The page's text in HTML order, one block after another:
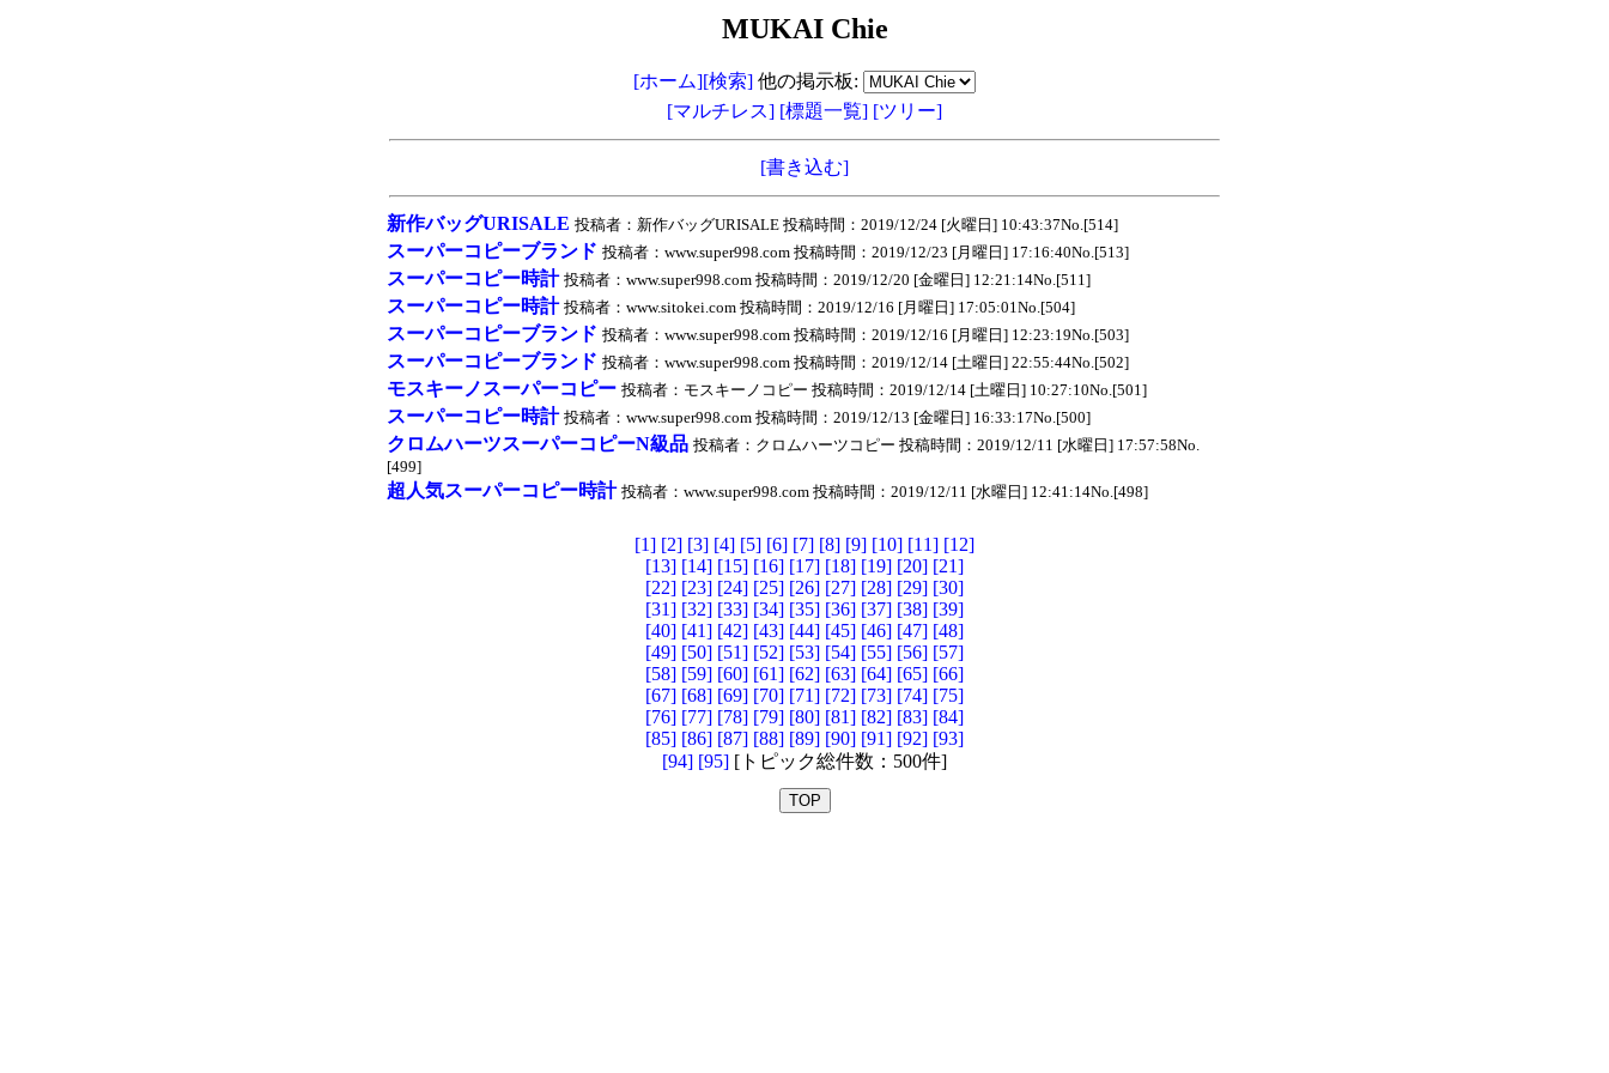
MUKAI Chie
[ホーム][検索] 他の掲示板:
[マルチレス] [標題一覧] [ツリー]
[書き込む]
新作バッグURISALE 投稿者：新作バッグURISALE 投稿時間：2019/12/24 [火曜日] 10:43:37No.[514]
スーパーコピーブランド 投稿者：www.super998.com 投稿時間：2019/12/23 [月曜日] 17:16:40No.[513]
スーパーコピー時計 投稿者：www.super998.com 投稿時間：2019/12/20 [金曜日] 12:21:14No.[511]
スーパーコピー時計 投稿者：www.sitokei.com 投稿時間：2019/12/16 [月曜日] 17:05:01No.[504]
スーパーコピーブランド 投稿者：www.super998.com 投稿時間：2019/12/16 [月曜日] 12:23:19No.[503]
スーパーコピーブランド 投稿者：www.super998.com 投稿時間：2019/12/14 [土曜日] 22:55:44No.[502]
モスキーノスーパーコピー 投稿者：モスキーノコピー 投稿時間：2019/12/14 [土曜日] 10:27:10No.[501]
スーパーコピー時計 投稿者：www.super998.com 投稿時間：2019/12/13 [金曜日] 16:33:17No.[500]
クロムハーツスーパーコピーN級品 投稿者：クロムハーツコピー 投稿時間：2019/12/11 [水曜日] 17:57:58No.
[499]
超人気スーパーコピー時計 投稿者：www.super998.com 投稿時間：2019/12/11 [水曜日] 12:41:14No.[498]
[1] [2] [3] [4] [5] [6] [7] [8] [9] [10] [11] [12]
[13] [14] [15] [16] [17] [18] [19] [20] [21]
[22] [23] [24] [25] [26] [27] [28] [29] [30]
[31] [32] [33] [34] [35] [36] [37] [38] [39]
[40] [41] [42] [43] [44] [45] [46] [47] [48]
[49] [50] [51] [52] [53] [54] [55] [56] [57]
[58] [59] [60] [61] [62] [63] [64] [65] [66]
[67] [68] [69] [70] [71] [72] [73] [74] [75]
[76] [77] [78] [79] [80] [81] [82] [83] [84]
[85] [86] [87] [88] [89] [90] [91] [92] [93]
[94] [95] [トピック総件数：500件]